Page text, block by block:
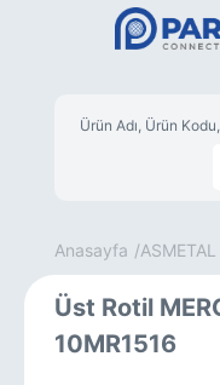
Anasayfa ASMETAL
Üst Rotil
10MR1516